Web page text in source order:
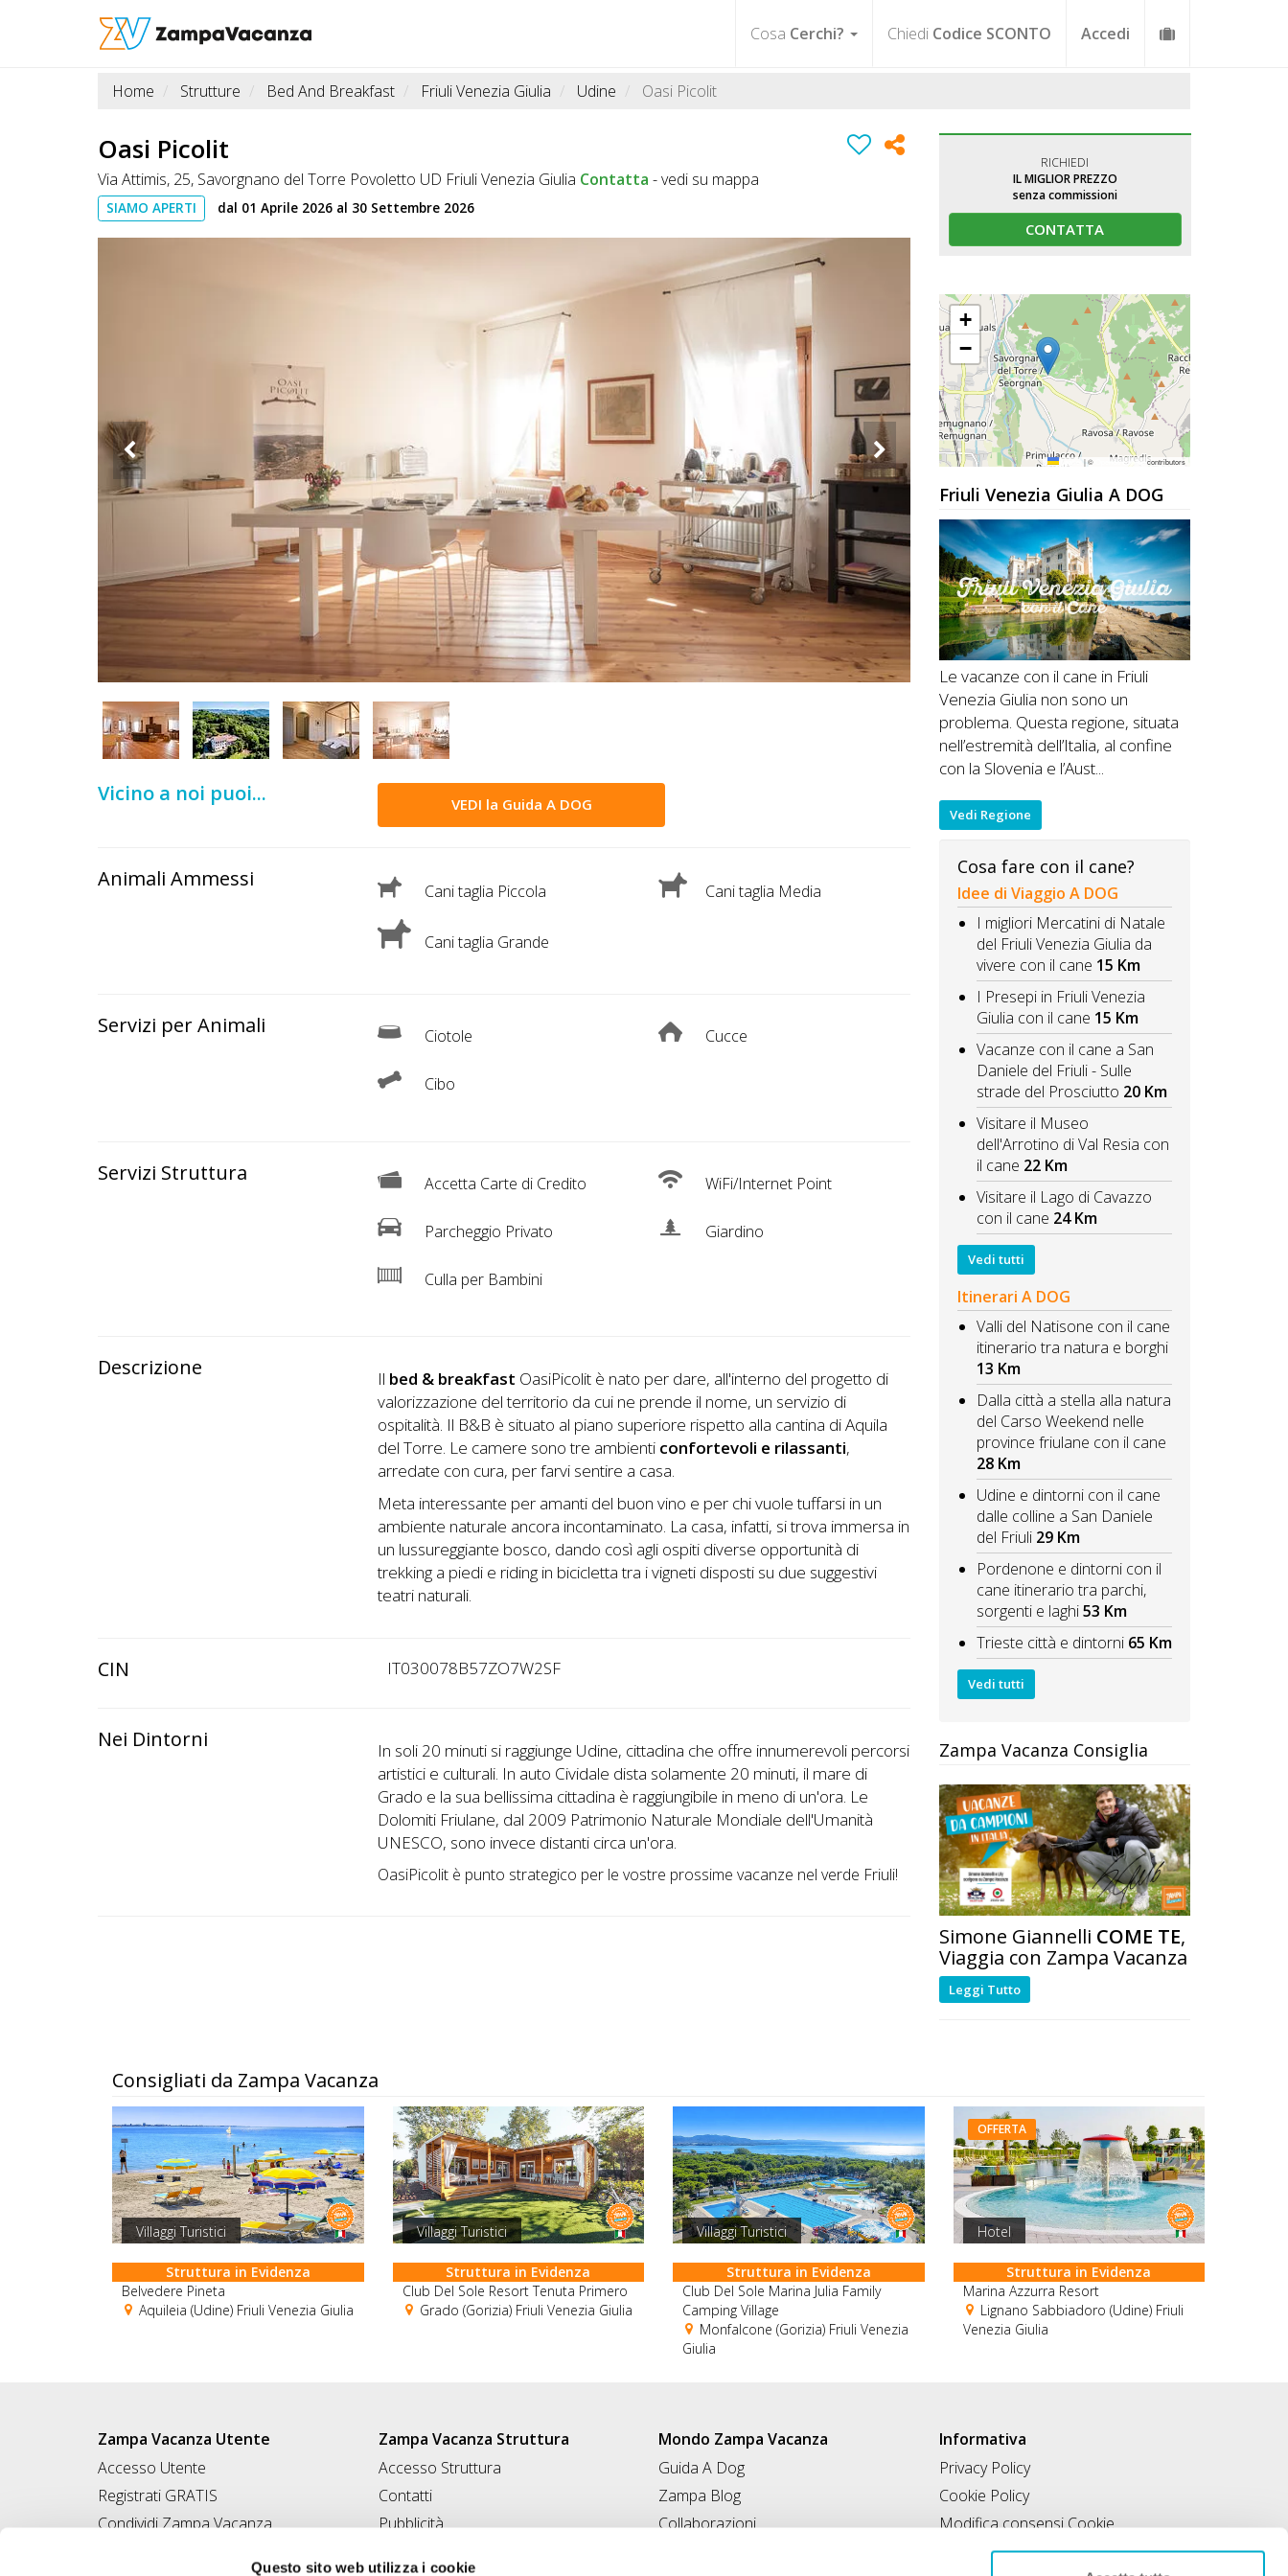
Questo sito web utilizza i cookie
Cosa Cerchi? Chiedi Codice SCONTO Accedi
STRUTTURE
LUOGHI
CHIEDI
CODICE
SCONTO
Video
Tutorial
Home Strutture Bed And Breakfast Friuli Venezia Giulia Udine Oasi Picolit
Oasi Picolit
Via Attimis, 25, Savorgnano del Torre Povoletto UD Friuli Venezia Giulia Contatta -vedi su mappa
SIAMO APERTI dal 01 Aprile 2026 al 30 Settembre 2026
Vicino a noi puoi... VEDI la Guida A DOG
Animali Ammessi Cani taglia Piccola Cani taglia Media
Cani taglia Grande
Servizi per Animali Ciotole Cucce
Cibo
Servizi Struttura Accetta Carte di Credito WiFi/Internet Point
Parcheggio Privato Giardino
Culla per Bambini
Descrizione Il bed & breakfast OasiPicolit è nato per dare, all'interno del progetto di
valorizzazione del territorio da cui ne prende il nome, un servizio di
ospitalità. Il B&B è situato al piano superiore rispetto alla cantina di Aquila
del Torre. Le camere sono tre ambienti confortevoli e rilassanti,
arredate con cura, per farvi sentire a casa.
Meta interessante per amanti del buon vino e per chi vuole tuffarsi in un
ambiente naturale ancora incontaminato. La casa, infatti, si trova immersa in
un lussureggiante bosco, dando così agli ospiti diverse opportunità di
trekking a piedi e riding in bicicletta tra i vigneti disposti su due suggestivi
teatri naturali.
CIN IT030078B57ZO7W2SF
Nei Dintorni
In soli 20 minuti si raggiunge Udine, cittadina che offre innumerevoli percorsi
artistici e culturali. In auto Cividale dista solamente 20 minuti, il mare di
Grado e la sua bellissima cittadina è raggiungibile in meno di un'ora. Le
Dolomiti Friulane, dal 2009 Patrimonio Naturale Mondiale dell'Umanità
UNESCO, sono invece distanti circa un'ora.
OasiPicolit è punto strategico per le vostre prossime vacanze nel verde Friuli!
RICHIEDI
IL MIGLIOR PREZZO
senza commissioni
CONTATTA
+
−
Leaflet |© OpenStreetMapcontributors
Friuli Venezia Giulia A DOG
Le vacanze con il cane in Friuli
Venezia Giulia non sono un
problema. Questa regione, situata
nell’estremità dell’Italia, al confine
con la Slovenia e l’Aust...
Vedi Regione
Cosa fare con il cane?
Idee di Viaggio A DOG
I migliori Mercatini di Natale
del Friuli Venezia Giulia da
vivere con il cane 15 Km
I Presepi in Friuli Venezia
Giulia con il cane 15 Km
Vacanze con il cane a San
Daniele del Friuli - Sulle
strade del Prosciutto 20 Km
Visitare il Museo
dell'Arrotino di Val Resia con
il cane 22 Km
Visitare il Lago di Cavazzo
con il cane 24 Km
Vedi tutti
Itinerari A DOG
Valli del Natisone con il cane
itinerario tra natura e borghi
13 Km
Dalla città a stella alla natura
del Carso Weekend nelle
province friulane con il cane
28 Km
Udine e dintorni con il cane
dalle colline a San Daniele
del Friuli 29 Km
Pordenone e dintorni con il
cane itinerario tra parchi,
sorgenti e laghi 53 Km
Trieste città e dintorni 65 Km
Vedi tutti
Zampa Vacanza Consiglia
Simone Giannelli COME TE,
Viaggia con Zampa Vacanza
Leggi Tutto
Consigliati da Zampa Vacanza
Villaggi Turistici
Struttura in Evidenza
Belvedere Pineta
Aquileia (Udine) Friuli Venezia Giulia
Villaggi Turistici
Struttura in Evidenza
Club Del Sole Resort Tenuta Primero
Grado (Gorizia) Friuli Venezia Giulia
Villaggi Turistici
Struttura in Evidenza
Club Del Sole Marina Julia Family
Camping Village
Monfalcone (Gorizia) Friuli Venezia
Giulia
OFFERTA
Hotel
Struttura in Evidenza
Marina Azzurra Resort
Lignano Sabbiadoro (Udine) Friuli
Venezia Giulia
Zampa Vacanza Utente
Accesso Utente
Registrati GRATIS
Condividi Zampa Vacanza
Zampa Vacanza Struttura
Accesso Struttura
Contatti
Pubblicità
Mondo Zampa Vacanza
Guida A Dog
Zampa Blog
Collaborazioni
Informativa
Privacy Policy
Cookie Policy
Modifica consensi Cookie
Condizioni di utilizzo